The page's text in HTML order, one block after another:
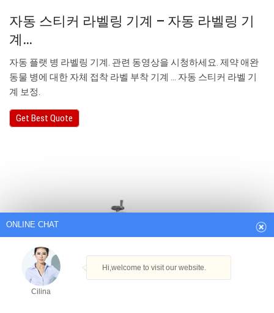
자동 스티커 라벨링 기계 – 자동 라벨링 기
계…
자동 플랫 병 라벨링 기계. 관련 동영상을 시청하세요. 제약 애완
동물 병에 대한 자체 접착 라벨 부착 기계 ... 자동 스티커 라벨 기
계 보정.
Get Best Quote
Hi,welcome to visit our website.
Cilina